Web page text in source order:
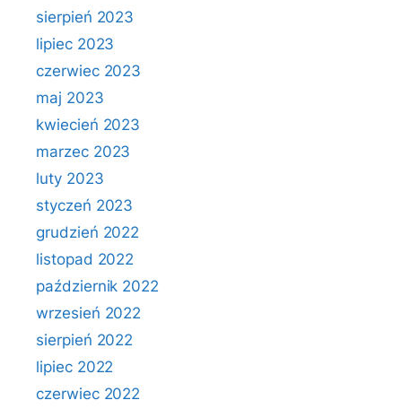
sierpień 2023
lipiec 2023
czerwiec 2023
maj 2023
kwiecień 2023
marzec 2023
luty 2023
styczeń 2023
grudzień 2022
listopad 2022
październik 2022
wrzesień 2022
sierpień 2022
lipiec 2022
czerwiec 2022